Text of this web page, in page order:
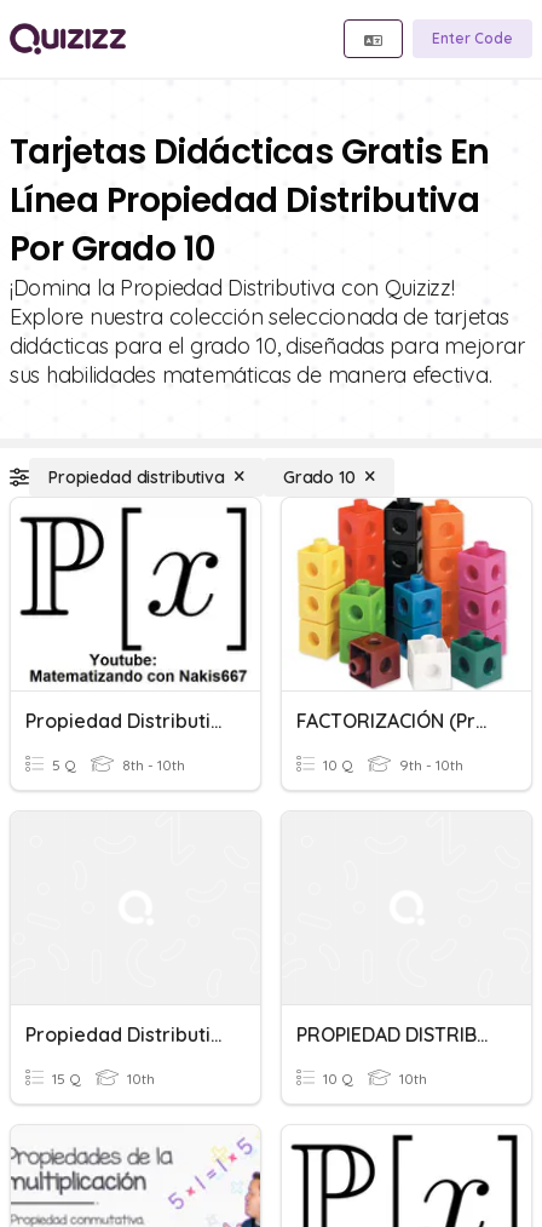
Enter Code
Tarjetas Didácticas Gratis En
Línea Propiedad Distributiva
Por Grado 10
¡Domina la Propiedad Distributiva con Quizizz!
Explore nuestra colección seleccionada de tarjetas
didácticas para el grado 10, diseñadas para mejorar
sus habilidades matemáticas de manera efectiva.
Propiedad distributiva Grado 10
Propiedad Distributiva
5 Q 8th - 10th
FACTORIZACIÓN (propiedad Distributiva De La Multiplicación)
10 Q 9th - 10th
Propiedad Distributiva
15 Q 10th
PROPIEDAD DISTRIBUTIVA
10 Q 10th